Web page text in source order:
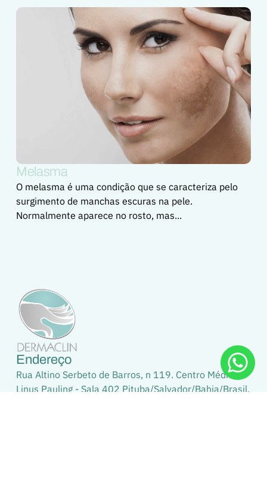
Melasma
O melasma é uma condição que se caracteriza pelo
surgimento de manchas escuras na pele.
Normalmente aparece no rosto, mas...
Endereço
Rua Altino Serbeto de Barros, n 119. Centro Médico
Linus Pauling - Sala 402 Pituba/Salvador/Bahia/Brasil.